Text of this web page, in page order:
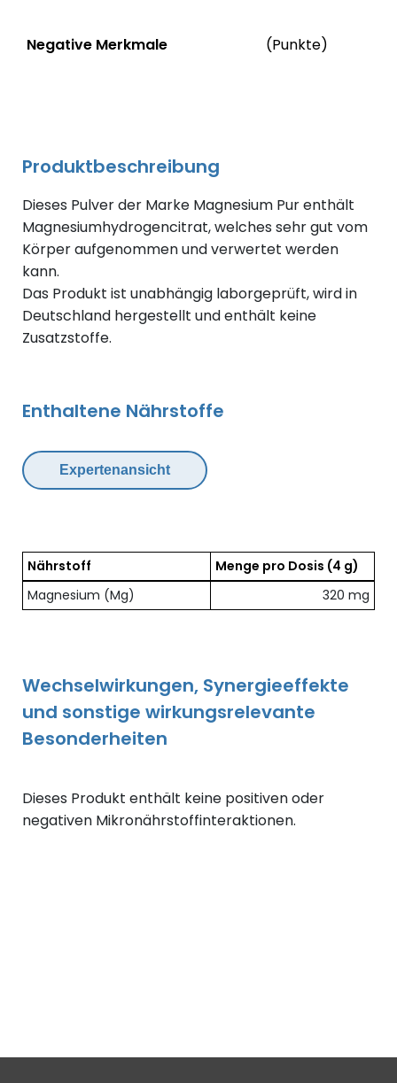
Status
Negative Merkmale (Punkte)
Produktbeschreibung
Dieses Pulver der Marke Magnesium Pur enthält
Magnesiumhydrogencitrat, welches sehr gut vom
Körper aufgenommen und verwertet werden
kann.
Das Produkt ist unabhängig laborgeprüft, wird in
Deutschland hergestellt und enthält keine
Zusatzstoffe.
Enthaltene Nährstoffe
Expertenansicht
Übersicht der enthaltenen Nährstoffe pro Dosis
Nährstoff Menge pro Dosis (4 g)
Magnesium (Mg)
320 mg
Wechselwirkungen, Synergieeffekte
und sonstige wirkungsrelevante
Besonderheiten
Dieses Produkt enthält keine positiven oder
negativen Mikronährstoffinteraktionen.